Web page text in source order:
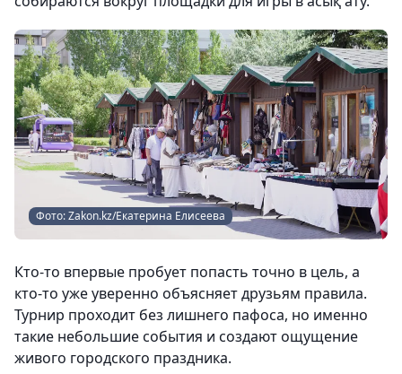
Фото: Zakon.kz/Екатерина Елисеева
Кто-то впервые пробует попасть точно в цель, а
кто-то уже уверенно объясняет друзьям правила.
Турнир проходит без лишнего пафоса, но именно
такие небольшие события и создают ощущение
живого городского праздника.